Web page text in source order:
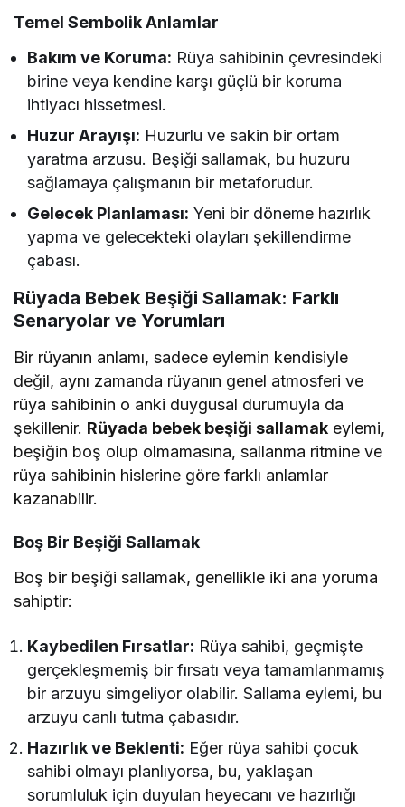
Temel Sembolik Anlamlar
Bakım ve Koruma: Rüya sahibinin çevresindeki
birine veya kendine karşı güçlü bir koruma
ihtiyacı hissetmesi.
Huzur Arayışı: Huzurlu ve sakin bir ortam
yaratma arzusu. Beşiği sallamak, bu huzuru
sağlamaya çalışmanın bir metaforudur.
Gelecek Planlaması: Yeni bir döneme hazırlık
yapma ve gelecekteki olayları şekillendirme
çabası.
Rüyada Bebek Beşiği Sallamak: Farklı
Senaryolar ve Yorumları
Bir rüyanın anlamı, sadece eylemin kendisiyle
değil, aynı zamanda rüyanın genel atmosferi ve
rüya sahibinin o anki duygusal durumuyla da
şekillenir. Rüyada bebek beşiği sallamak eylemi,
beşiğin boş olup olmamasına, sallanma ritmine ve
rüya sahibinin hislerine göre farklı anlamlar
kazanabilir.
Boş Bir Beşiği Sallamak
Boş bir beşiği sallamak, genellikle iki ana yoruma
sahiptir:
Kaybedilen Fırsatlar: Rüya sahibi, geçmişte
gerçekleşmemiş bir fırsatı veya tamamlanmamış
bir arzuyu simgeliyor olabilir. Sallama eylemi, bu
arzuyu canlı tutma çabasıdır.
Hazırlık ve Beklenti: Eğer rüya sahibi çocuk
sahibi olmayı planlıyorsa, bu, yaklaşan
sorumluluk için duyulan heyecanı ve hazırlığı